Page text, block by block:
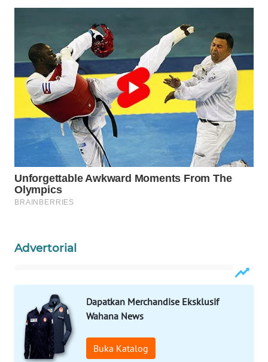
Advertorial
Dapatkan Merchandise Eksklusif
Wahana News
Buka Katalog
WAHANA
DESA
WISATA
LAPAK
WAHANA
KONSUMEN
LISTRIK
KELISTRIKAN
MAWAKA
ID